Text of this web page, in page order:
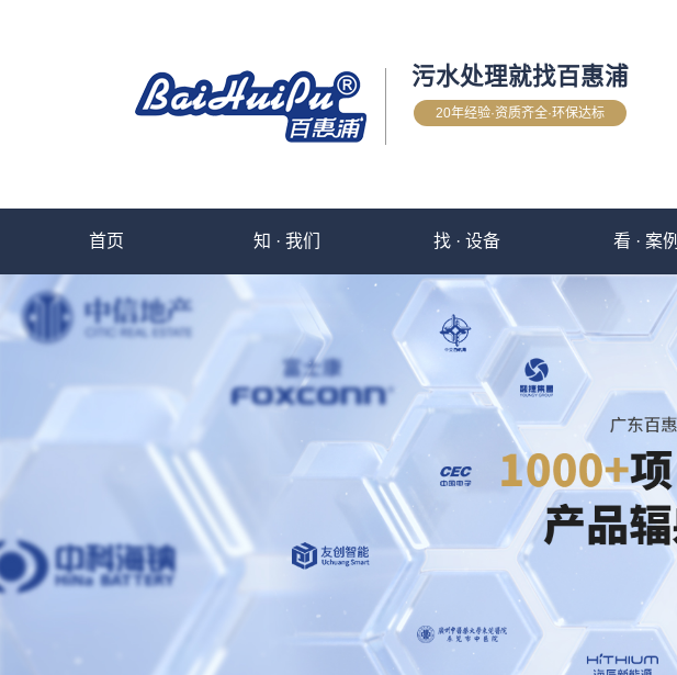
污水处理就找百惠浦
20年经验·资质齐全·环保达标
首页 知 · 我们 找 · 设备 看 · 案例